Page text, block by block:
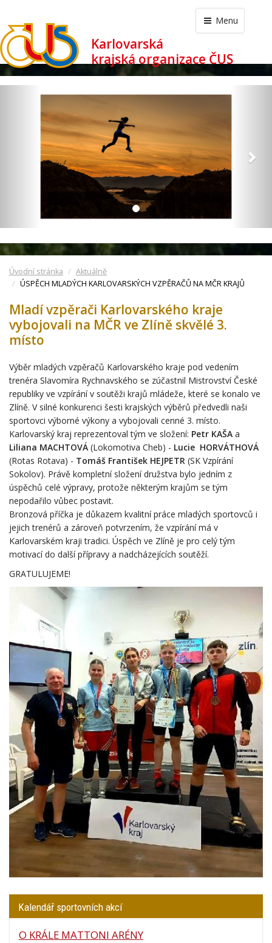
Menu
Karlovarská
krajská organizace ČUS
revious
Úvodní stránka
Aktuálně
ÚSPĚCH MLADÝCH KARLOVARSKÝCH VZPĚRAČŮ NA MČR KRAJŮ
Mladí vzpěrači Karlovarského kraje
vybojovali na MČR ve Zlíně skvělé 3.
místo
Výběr mladých vzpěračů Karlovarského kraje pod vedením
trenéra Slavomíra Rychnavského se zúčastnil Mistrovství České
republiky ve vzpírání v soutěži krajů mládeže, které se konalo ve
Zlíně. V silné konkurenci šesti krajských výběrů předvedli naši
sportovci výborné výkony a vybojovali cenné 3. místo.
Karlovarský kraj reprezentoval tým ve složení: Petr KAŠA a
Liliana MACHTOVÁ (Lokomotiva Cheb) - Lucie HORVÁTHOVÁ
(Rotas Rotava) - Tomáš František HEJPETR (SK Vzpírání
Sokolov). Právě kompletní složení družstva bylo jedním z
úspěchů celé výpravy, protože některým krajům se tým
nepodařilo vůbec postavit.
Bronzová příčka je důkazem kvalitní práce mladých sportovců i
jejich trenérů a zároveň potvrzením, že vzpírání má v
Karlovarském kraji tradici. Úspěch ve Zlíně je pro celý tým
motivací do další přípravy a nadcházejících soutěží.
GRATULUJEME!
Kalendář sportovních akcí
O KRÁLE MATTONI ARÉNY